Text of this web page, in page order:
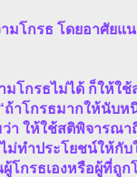
มโกรธ โดยอาศัยแ
มโกรธไม่ได้ ก็ให้ใ
ถ้าโกรธมากให้นับห
า ให้ใช้สติพิจารณา
ม่ทำประโยชน์ให้กับ
ผู้โกรธเองหรือผู้ที่ถู